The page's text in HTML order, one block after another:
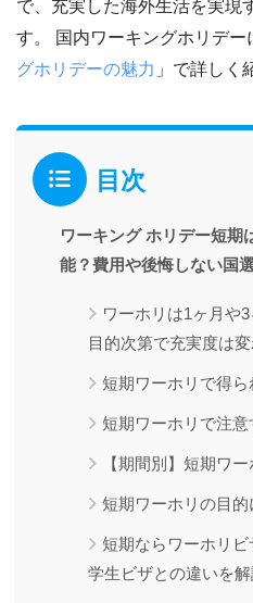
で、充実した海外生活を実現
す。 国内ワーキングホリデー
グホリデーの魅力 」で詳しく
目次
ワーキング ホリデー短期
能？費用や後悔しない国
ワーホリは1ヶ月や
目的次第で充実度は変
短期ワーホリで得ら
短期ワーホリで注
【期間別】短期ワ
短期ワーホリの目
短期ならワーホリビ
学生ビザとの違いを解